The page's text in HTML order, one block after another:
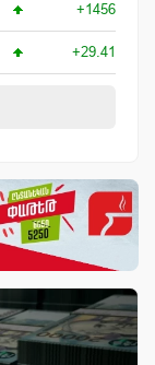
+1456
+29.41